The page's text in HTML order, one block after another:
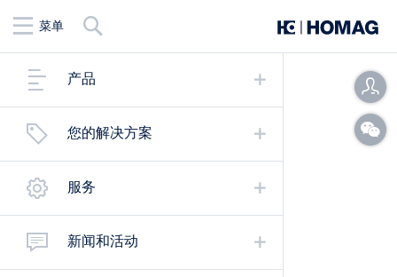
菜单
产品
您的解决方案
服务
新闻和活动